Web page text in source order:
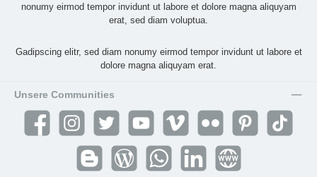
nonumy eirmod tempor invidunt ut labore et dolore magna aliquyam
erat, sed diam voluptua.
Gadipscing elitr, sed diam nonumy eirmod tempor invidunt ut labore et
dolore magna aliquyam erat.
Unsere Communities
Facebook Instagram Twitter YouTube Vimeo Flickr Pinterest TikTok
Blogger Blog WhatsApp Website